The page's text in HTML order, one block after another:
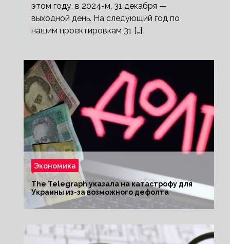
этом году, в 2024-м, 31 декабря —
выходной день. На следующий год по
нашим проектировкам 31 […]
Экономика
The Telegraph указала на катастрофу для
Украины из-за возможного дефолта